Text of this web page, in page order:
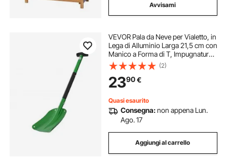
Avvisami
VEVOR Pala da Neve per Vialetto, in
Lega di Alluminio Larga 21,5 cm con
Manico a Forma di T, Impugnatura
Antiscivolo, Strumento Leggero per
la Rimozione per Giardino,
Campeggio all'Aperto
(2)
2390€
Quasi esaurito
Consegna:non appena Lun.
Ago. 17
Aggiungi al carrello